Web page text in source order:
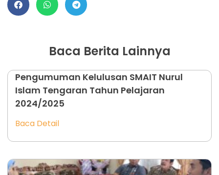
Baca Berita Lainnya
Pengumuman Kelulusan SMAIT Nurul
Islam Tengaran Tahun Pelajaran
2024/2025
Baca Detail